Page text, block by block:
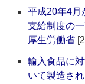
平成20年4月
支給制度の
厚生労働省
輸入食品に
いて製造さ